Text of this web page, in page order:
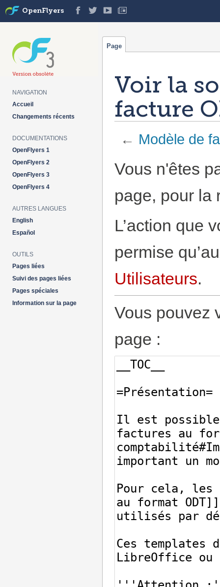
Voir la
facture
← Modèle de
Vous n'êtes
page, pour la
L’action que
permise
Utilisateurs.
Vous pouvez
page :
Page
OpenFlyers
NAVIGATION
Accueil
Changements récents
DOCUMENTATIONS
OpenFlyers 1
OpenFlyers 2
OpenFlyers 3
OpenFlyers 4
AUTRES LANGUES
English
Español
OUTILS
Pages liées
Suivi des pages liées
Pages spéciales
Information sur la page